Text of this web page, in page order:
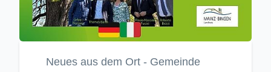
Neues aus dem Ort - Gemeinde